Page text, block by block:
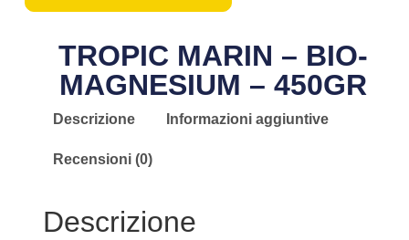
TROPIC MARIN – BIO-
MAGNESIUM – 450GR
Descrizione Informazioni aggiuntive
Recensioni (0)
Descrizione